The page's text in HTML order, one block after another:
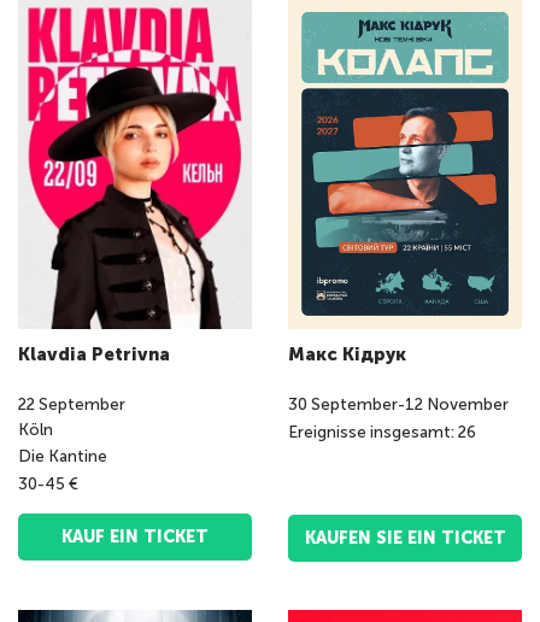
Klavdia Petrivna
22September
Köln
Die Kantine
30-45 €
KAUF EIN TICKET
Макс Кідрук
30 September-12 November
Ereignisse insgesamt: 26
KAUFEN SIE EIN TICKET